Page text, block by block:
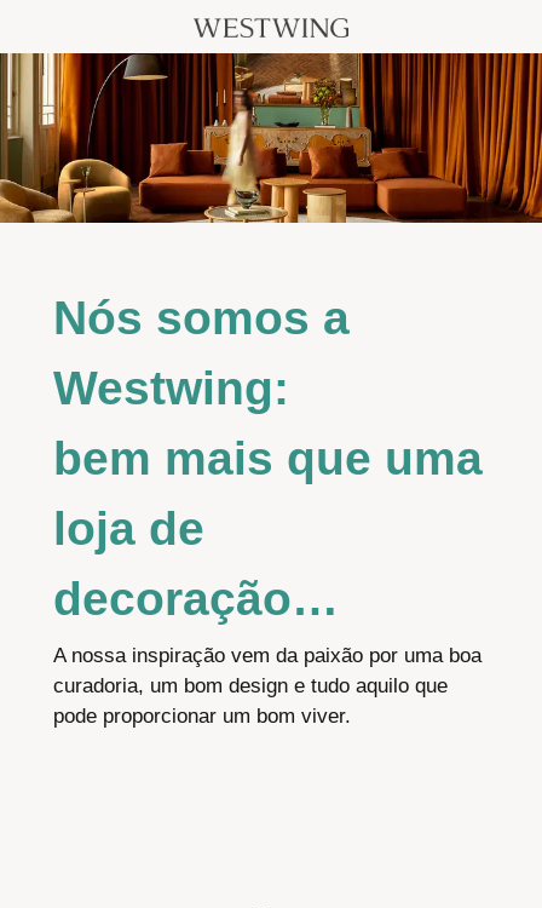
Nós somos a
Westwing:
bem mais que uma
loja de
decoração…
A nossa inspiração vem da paixão por uma boa
curadoria, um bom design e tudo aquilo que
pode proporcionar um bom viver.